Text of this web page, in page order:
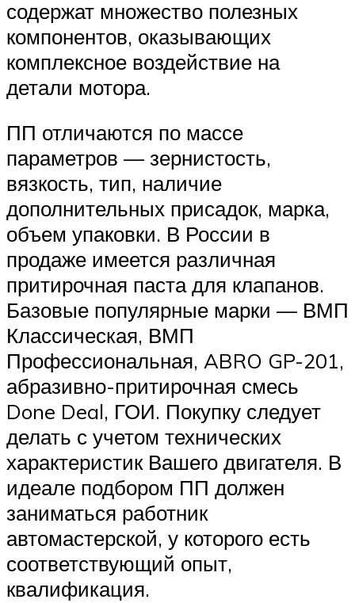
содержат множество полезных
компонентов, оказывающих
комплексное воздействие на
детали мотора.
ПП отличаются по массе
параметров — зернистость,
вязкость, тип, наличие
дополнительных присадок, марка,
объем упаковки. В России в
продаже имеется различная
притирочная паста для клапанов.
Базовые популярные марки — ВМП
Классическая, ВМП
Профессиональная, ABRO GP-201,
абразивно-притирочная смесь
Done Deal, ГОИ. Покупку следует
делать с учетом технических
характеристик Вашего двигателя. В
идеале подбором ПП должен
заниматься работник
автомастерской, у которого есть
соответствующий опыт,
квалификация.